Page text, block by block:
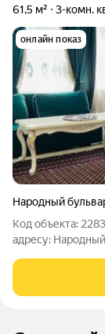
61,5 м² 3-комн.
онлайн показ
Народный
Код объекта:
адресу:
изолированные .